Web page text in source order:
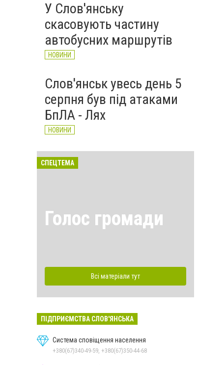
У Слов'янську
скасовують частину
автобусних маршрутів
НОВИНИ
Слов'янськ увесь день 5
серпня був під атаками
БпЛА - Лях
НОВИНИ
СПЕЦТЕМА
Голос громади
Всі матеріали тут
ПІДПРИЄМСТВА СЛОВ'ЯНСЬКА
Система сповіщення населення
+380(67)340-49-59, +380(67)350-44-68